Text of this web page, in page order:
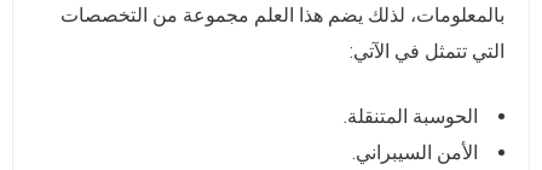
بالمعلومات، لذلك يضم هذا العلم مجموعة من التخصصات
التي تتمثل في الآتي:
الحوسبة المتنقلة.
الأمن السيبراني.